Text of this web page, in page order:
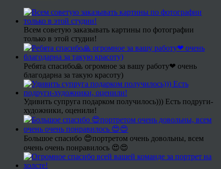
Всем советую заказывать картины по фотографии
только в этой студии!
Ребята спасибо🙏 огромное за вашу работу❤ очень
благодарна за такую красоту)
Удивить супруга подарком получилось))) Есть подруги-
художники, оценили!
Большое спасибо 😍портретом очень довольны, всем
очень очень понравилось 😍😍